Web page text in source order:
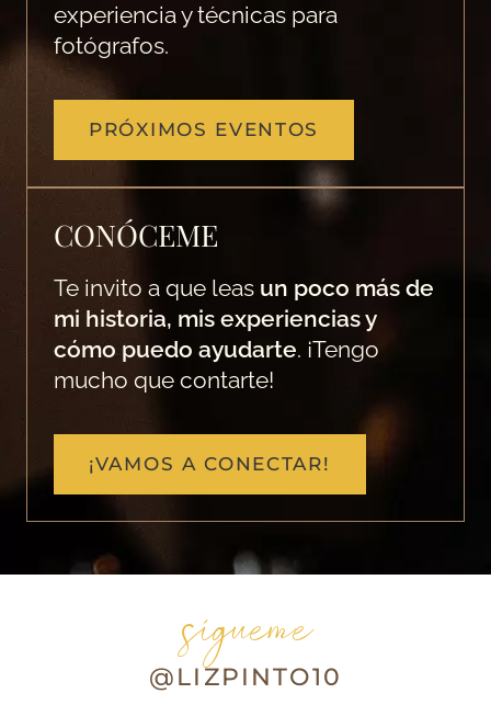
experiencia y técnicas para
fotógrafos.
PRÓXIMOS EVENTOS
CONÓCEME
Te invito a que leas un poco más de
mi historia, mis experiencias y
cómo puedo ayudarte. ¡Tengo
mucho que contarte!
¡VAMOS A CONECTAR!
sígueme
@LIZPINTO10